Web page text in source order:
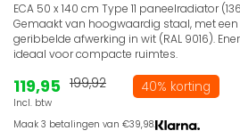
ECA 50 x 140 cm Type 11 paneelradiator
Gemaakt van hoogwaardig staal, met een
geribbelde afwerking in wit (RAL 9016).
ideaal voor compacte ruimtes.
119,95
Incl. btw
199,92 40% korting
Maak 3 betalingen van €39,98.